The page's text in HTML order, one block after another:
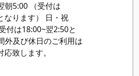
5:00 （受付は
なります） 日・祝
付は18:00~翌2:50と
外及び休日のご利用は
致します。